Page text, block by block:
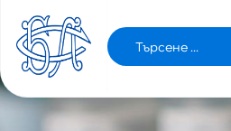
24 МАЙ: 2427 СА
НАС, ИЗЛЕКУВАНИТЕ СА